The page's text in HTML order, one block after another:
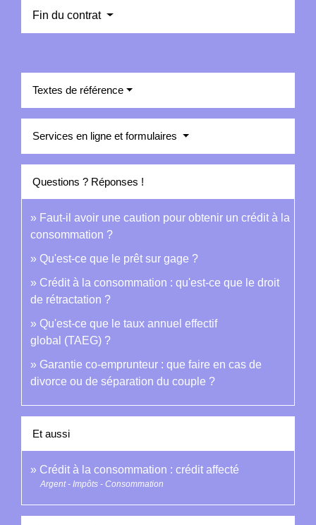
Fin du contrat
Textes de référence
Services en ligne et formulaires
Questions ? Réponses !
Faut-il avoir une caution pour obtenir un crédit à la
consommation ?
Qu'est-ce que le prêt sur gage ?
Crédit à la consommation : qu'est-ce que le droit
de rétractation ?
Qu'est-ce que le taux annuel effectif
global (TAEG) ?
Garantie co-emprunteur : que faire en cas de
divorce ou de séparation du couple ?
Et aussi
Crédit à la consommation : crédit affecté
Argent - Impôts - Consommation